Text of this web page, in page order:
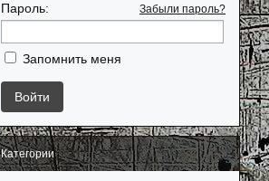
Пароль: Забыли пароль?
Запомнить меня
Категории